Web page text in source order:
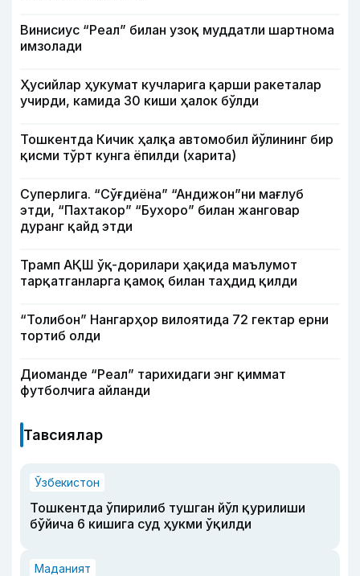
Винисиус “Реал” билан узоқ муддатли шартнома
имзолади
Ҳусийлар ҳукумат кучларига қарши ракеталар
учирди, камида 30 киши ҳалок бўлди
Тошкентда Кичик ҳалқа автомобил йўлининг бир
қисми тўрт кунга ёпилди (харита)
Суперлига. “Сўғдиёна” “Андижон”ни мағлуб
этди, “Пахтакор” “Бухоро” билан жанговар
дуранг қайд этди
Трамп АҚШ ўқ-дорилари ҳақида маълумот
тарқатганларга қамоқ билан таҳдид қилди
“Толибон” Нангарҳор вилоятида 72 гектар ерни
тортиб олди
Диоманде “Реал” тарихидаги энг қиммат
футболчига айланди
Тавсиялар
Ўзбекистон
Тошкентда ўпирилиб тушган йўл қурилиши
бўйича 6 кишига суд ҳукми ўқилди
Маданият